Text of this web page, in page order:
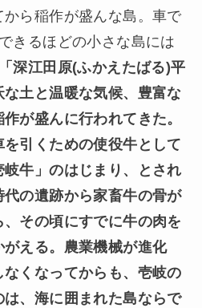
ら稲作が盛んな島。車で
きるほどの小さな島には
深江田原(ふかえたばる)平
土と温暖な気候、豊富な
が盛んに行われてきた。
引くための使役牛として
牛」のはじまり、とされ
の遺跡から家畜牛の骨が
その頃にすでに牛の肉を
える。農業機械が進化
なくなってからも、壱岐の
、海に囲まれた島ならで